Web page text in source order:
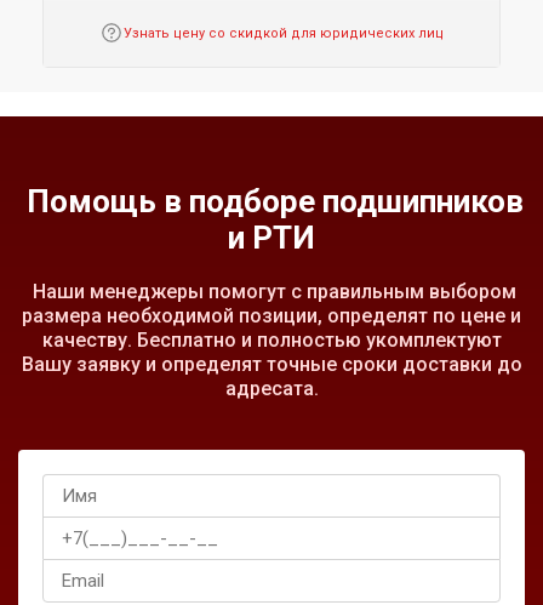
Узнать цену со скидкой для юридических лиц
Помощь в подборе подшипников
и РТИ
Наши менеджеры помогут с правильным выбором
размера необходимой позиции, определят по цене и
качеству. Бесплатно и полностью укомплектуют
Вашу заявку и определят точные сроки доставки до
адресата.